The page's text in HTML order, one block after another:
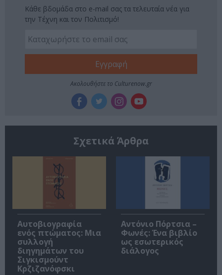
Κάθε βδομάδα στο e-mail σας τα τελευταία νέα για
την Τέχνη και τον Πολιτισμό!
Ακολουθήστε το Culturenow.gr
Σχετικά Άρθρα
Αυτοβιογραφία
ενός πτώματος: Μια
συλλογή
διηγημάτων του
Σιγκισμούντ
Κρζιζανόφσκι
Αντόνιο Πόρτσια –
Φωνές: Ένα βιβλίο
ως εσωτερικός
διάλογος